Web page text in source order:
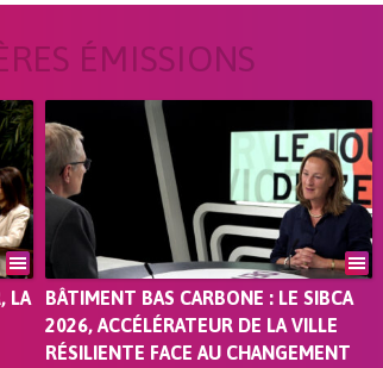
ÉMISSIONS
LA
BÂTIMENT BAS CARBONE : LE SIBCA
2026, ACCÉLÉRATEUR DE LA VILLE
RÉSILIENTE FACE AU CHANGEMENT